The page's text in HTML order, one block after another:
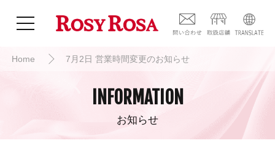
Home 7月2日 営業時間変更のお知らせ
INFORMATION
お知らせ